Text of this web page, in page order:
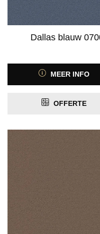
Dallas blauw
MEER INFO
OFFERTE